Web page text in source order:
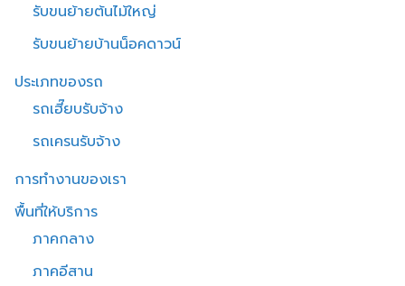
รับขนย้ายต้นไม้ใหญ่
รับขนย้ายบ้านน็อคดาวน์
ประเภทของรถ
รถเฮี๊ยบรับจ้าง
รถเครนรับจ้าง
การทำงานของเรา
พื้นที่ให้บริการ
ภาคกลาง
ภาคอีสาน